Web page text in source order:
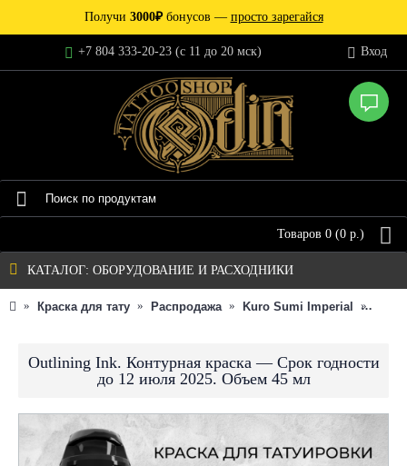
Получи 3000₽бонусов — просто зарегайся
+7 804 333-20-23 (c 11 до 20 мск) Вход
Товаров 0 (0 р.)
КАТАЛОГ: ОБОРУДОВАНИЕ И РАСХОДНИКИ
Краска для тату Распродажа Kuro Sumi Imperial
Outlining Ink. Контурная краска — Срок годности
до 12 июля 2025. Объем 45 мл